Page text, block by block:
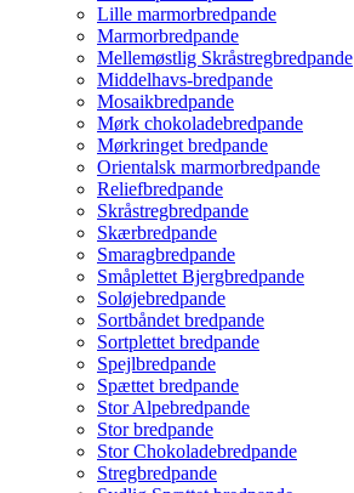
Lille marmorbredpande
Marmorbredpande
Mellemøstlig Skråstregbredpande
Middelhavs-bredpande
Mosaikbredpande
Mørk chokoladebredpande
Mørkringet bredpande
Orientalsk marmorbredpande
Reliefbredpande
Skråstregbredpande
Skærbredpande
Smaragbredpande
Småplettet Bjergbredpande
Soløjebredpande
Sortbåndet bredpande
Sortplettet bredpande
Spejlbredpande
Spættet bredpande
Stor Alpebredpande
Stor bredpande
Stor Chokoladebredpande
Stregbredpande